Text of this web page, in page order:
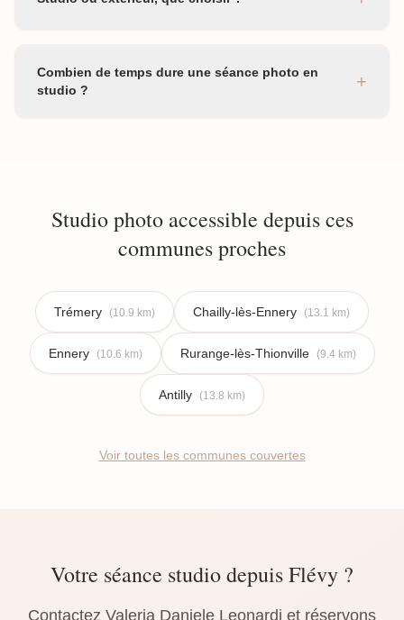
Combien de temps dure une séance photo en
studio ?
+
Studio photo accessible depuis ces
communes proches
Trémery (10.9 km) Chailly-lès-Ennery (13.1 km)
Ennery (10.6 km) Rurange-lès-Thionville (9.4 km)
Antilly (13.8 km)
Voir toutes les communes couvertes
Votre séance studio depuis Flévy ?
Contactez Valeria Daniele Leonardi et réservons